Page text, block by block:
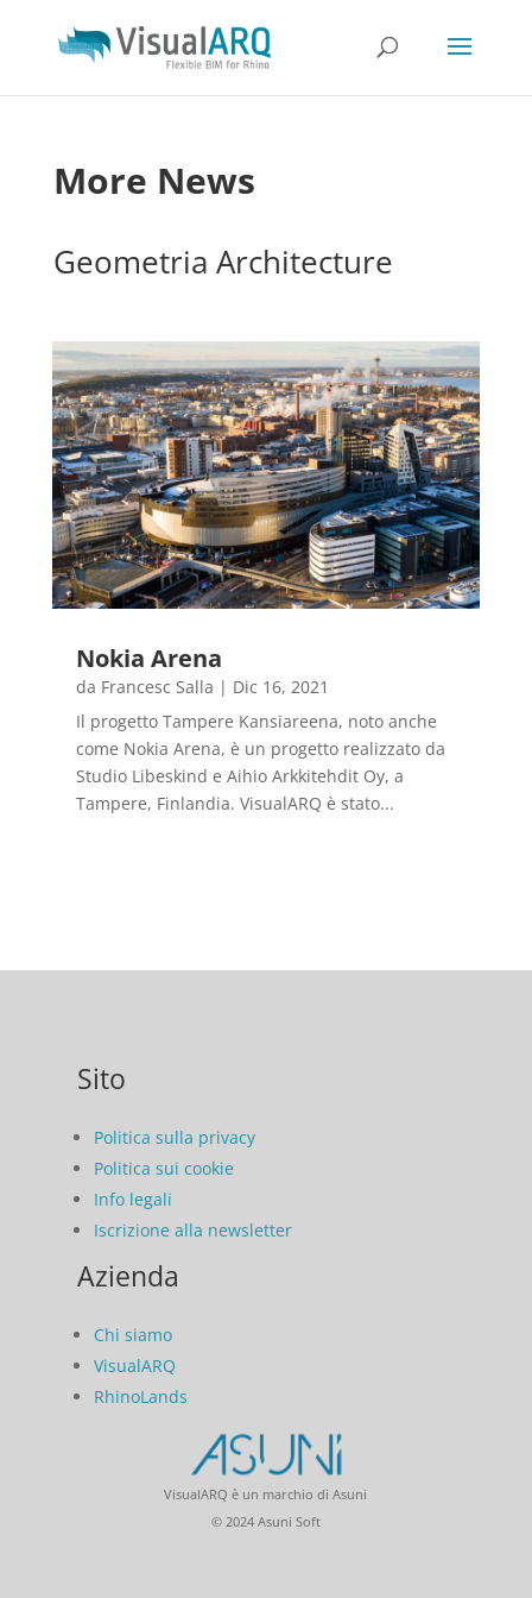
More News
Geometria Architecture
Nokia Arena
da Francesc Salla | Dic 16, 2021
Il progetto Tampere Kansiareena, noto anche
come Nokia Arena, è un progetto realizzato da
Studio Libeskind e Aihio Arkkitehdit Oy, a
Tampere, Finlandia. VisualARQ è stato...
Sito
Politica sulla privacy
Politica sui cookie
Info legali
Iscrizione alla newsletter
Azienda
Chi siamo
VisualARQ
RhinoLands
VisualARQ è un marchio di Asuni
© 2024 Asuni Soft